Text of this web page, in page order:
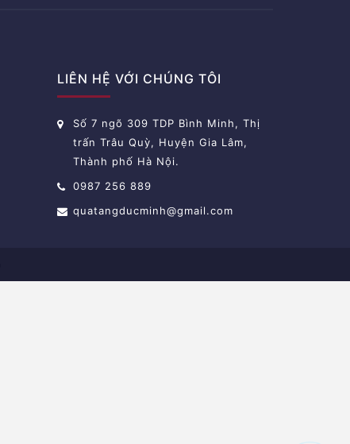
LIÊN HỆ VỚI CHÚNG TÔI
Số 7 ngõ 309 TDP Bình Minh, Thị
trấn Trâu Quỳ, Huyện Gia Lâm,
Thành phố Hà Nội.
0987 256 889
quatangducminh@gmail.com